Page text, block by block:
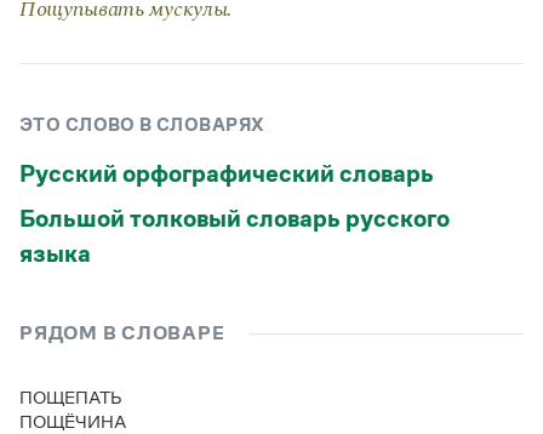
Статьи
Интервью
Учебник Грамоты
Правила русского языка: от азов до тонкостей
Издательство
Пощупывать мускулы.
ЭТО СЛОВО В СЛОВАРЯХ
Русский орфографический словарь
Большой толковый словарь русского
языка
РЯДОМ В СЛОВАРЕ
ПОЩЕПАТЬ
ПОЩЁЧИНА